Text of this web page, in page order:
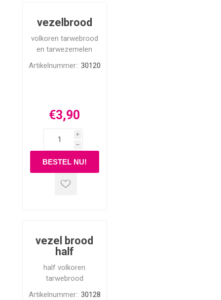
vezelbrood
volkoren tarwebrood
en tarwezemelen
Artikelnummer:: 30120
€3,90
i
h
vezel brood
half
half volkoren
tarwebrood
Artikelnummer:: 30128